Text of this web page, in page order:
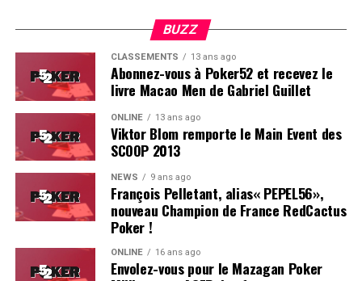
Soleau à gauche, sorti par Logghe au centre
BUZZ
CLASSEMENTS 13 ans ago
Abonnez-vous à Poker52 et recevez le
livre Macao Men de Gabriel Guillet
ONLINE 13 ans ago
Viktor Blom remporte le Main Event des
SCOOP 2013
NEWS 9 ans ago
François Pelletant, alias« PEPEL56»,
nouveau Champion de France RedCactus
Poker !
ONLINE 16 ans ago
Envolez-vous pour le Mazagan Poker